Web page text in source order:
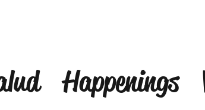
Happenings